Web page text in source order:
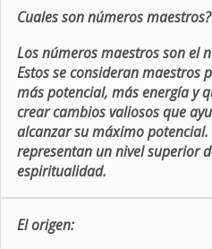
Cuales son números maestros?
Los números maestros son el
Estos se consideran maestros
más potencial, más energía y
crear cambios valiosos que
alcanzar su máximo potencial.
representan un nivel superior
espiritualidad.
El origen: